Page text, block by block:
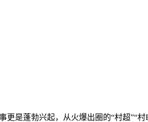
是蓬勃兴起，从火爆出圈的“村超”“村